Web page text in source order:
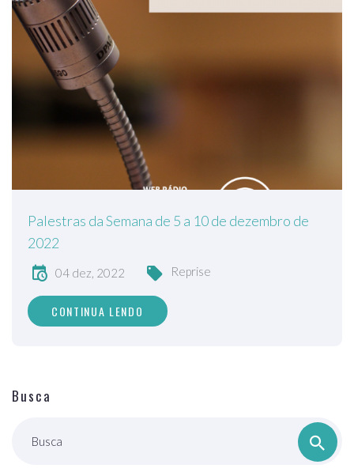
Palestras da Semana de 5 a 10 de dezembro de
2022
04 dez, 2022 Reprise
CONTINUA LENDO
Busca
Busca